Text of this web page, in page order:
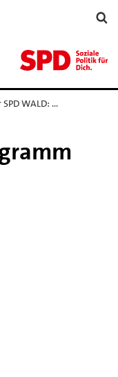
WALD: …